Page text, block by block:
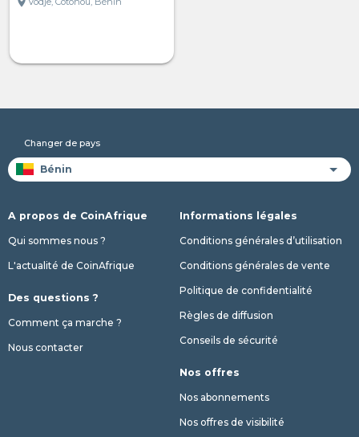
Changer de pays
A propos de CoinAfrique
Qui sommes nous ?
L'actualité de CoinAfrique
Des questions ?
Comment ça marche ?
Nous contacter
Informations légales
Conditions générales d’utilisation
Conditions générales de vente
Politique de confidentialité
Règles de diffusion
Conseils de sécurité
Nos offres
Nos abonnements
Nos offres de visibilité